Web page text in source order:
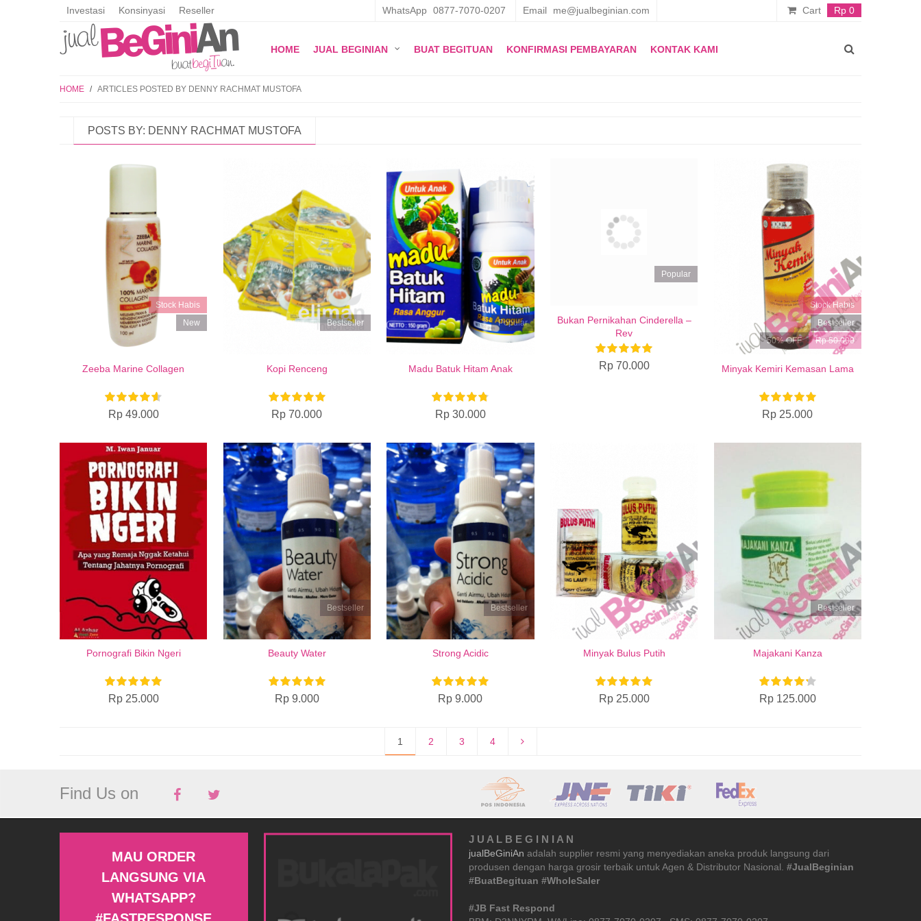
Investasi Konsinyasi Reseller WhatsApp 0877-7070-0207 Email me@jualbeginian.com Cart Rp 0
HOME JUAL BEGINIAN BUAT BEGITUAN KONFIRMASI PEMBAYARAN KONTAK KAMI
HOME / ARTICLES POSTED BY DENNY RACHMAT MUSTOFA
POSTS BY: DENNY RACHMAT MUSTOFA
Stock Habis
New
Zeeba Marine Collagen
Rp 49.000
Bestseller
Kopi Renceng
Rp 70.000
Popular
Madu Batuk Hitam Anak
Rp 30.000
Popular
Bukan Pernikahan Cinderella –
Rev
Rp 70.000
Stock Habis
Bestseller
50% OFF
Rp 50.000
Minyak Kemiri Kemasan Lama
Rp 25.000
Pornografi Bikin Ngeri
Rp 25.000
Bestseller
Beauty Water
Rp 9.000
Bestseller
Strong Acidic
Rp 9.000
Minyak Bulus Putih
Rp 25.000
Bestseller
Majakani Kanza
Rp 125.000
1 2 3 4
Find Us on
MAU ORDER
LANGSUNG VIA
WHATSAPP?
J U A L B E G I N I A N
jualBeGiniAn adalah supplier resmi yang menyediakan aneka produk langsung dari
produsen dengan harga grosir terbaik untuk Agen & Distributor Nasional. #JualBeginian
#BuatBegituan #WholeSaler
#JB Fast Respond